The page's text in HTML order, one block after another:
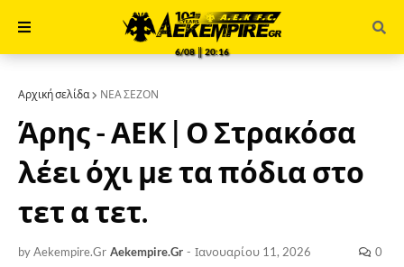
6/08 ║ 20:16
Αρχική σελίδα ΝΕΑ ΣΕΖΟΝ
Άρης - ΑΕΚ | Ο Στρακόσα
λέει όχι με τα πόδια στο
τετ α τετ.
by Aekempire.Gr Aekempire.Gr - Ιανουαρίου 11, 2026 0